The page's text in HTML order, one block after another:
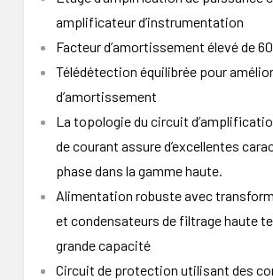
amplificateur d’instrumentation
Facteur d’amortissement élevé de
Télédétection équilibrée pour
d’amortissement
La topologie du circuit
de courant assure d’excellentes
phase dans la gamme haute.
Alimentation robuste avec
et condensateurs de filtrage haute
grande capacité
Circuit de protection utilisant des